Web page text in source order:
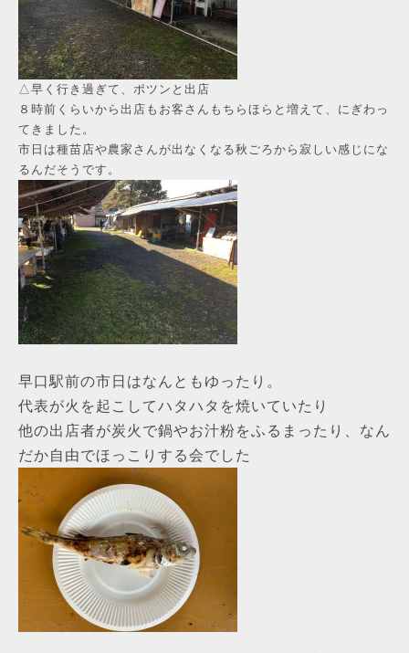
△早く行き過ぎて、ポツンと出店
８時前くらいから出店もお客さんもちらほらと増えて、にぎわっ
てきました。
市日は種苗店や農家さんが出なくなる秋ごろから寂しい感じにな
るんだそうです。
早口駅前の市日はなんともゆったり。
代表が火を起こしてハタハタを焼いていたり
他の出店者が炭火で鍋やお汁粉をふるまったり、なん
だか自由でほっこりする会でした